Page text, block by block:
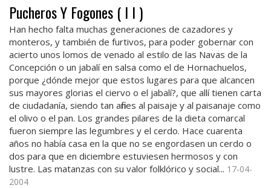
Pucheros Y Fogones ( I I )
Han hecho falta muchas generaciones de cazadores y
monteros, y también de furtivos, para poder gobernar con
acierto unos lomos de venado al estilo de las Navas de la
Concepción o un jabalí en salsa como el de Hornachuelos,
porque ¿dónde mejor que estos lugares para que alcancen
sus mayores glorias el ciervo o el jabalí?, que allí tienen carta
de ciudadanía, siendo tan afines al paisaje y al paisanaje como
el olivo o el pan. Los grandes pilares de la dieta comarcal
fueron siempre las legumbres y el cerdo. Hace cuarenta
años no había casa en la que no se engordasen un cerdo o
dos para que en diciembre estuviesen hermosos y con
lustre. Las matanzas con su valor folklórico y social... 17-04-
2004